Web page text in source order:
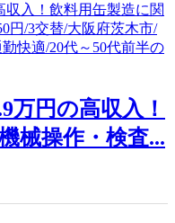
万円の高収入！
械操作・検査...